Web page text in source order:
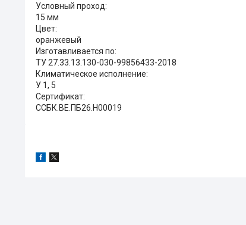
Условный проход:
15 мм
Цвет:
оранжевый
Изготавливается по:
ТУ 27.33.13.130-030-99856433-2018
Климатическое исполнение:
У 1, 5
Сертификат:
ССБК.ВЕ.ПБ26.Н00019